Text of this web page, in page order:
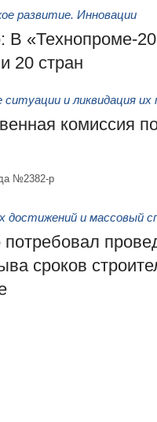
развитие. Инновации
«Технопроме-
20 стран
ситуации и ликвидация их
комиссия
№2382-р
достижений и массовый
сроков